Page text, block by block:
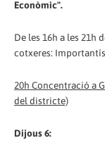
Econòmic".
De les 16h a les 21h
cotxeres:
20h Concentració a
del districte)
Dijous 6: